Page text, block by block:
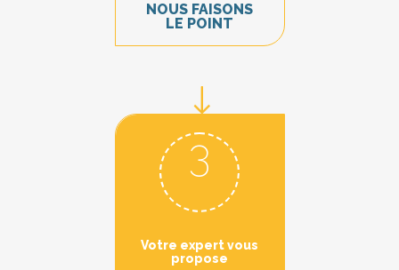
NOUS FAISONS
LE POINT
3
Votre expert vous
propose